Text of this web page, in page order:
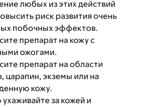
любых из этих действий
риск развития очень
побочных эффектов.
препарат на кожу с
ожогами.
препарат на области
царапин, экземы или на
кожу.
за кожей и